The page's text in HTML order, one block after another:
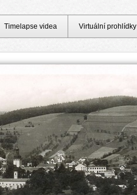
Timelapse videa Virtuální prohlídky